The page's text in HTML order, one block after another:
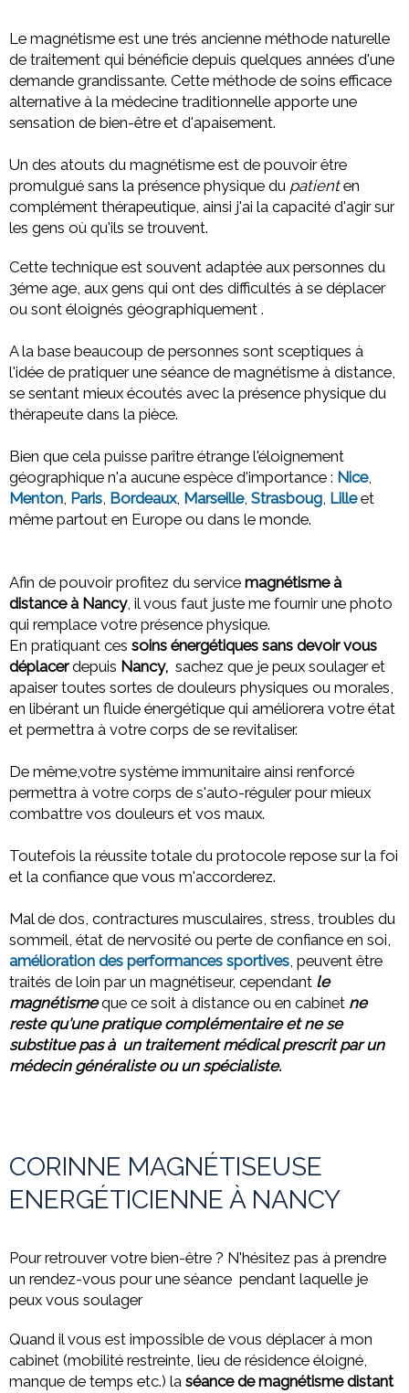
Le magnétisme est une trés ancienne méthode naturelle
de traitement qui bénéficie depuis quelques années d'une
demande grandissante. Cette méthode de soins efficace
alternative à la médecine traditionnelle apporte une
sensation de bien-être et d'apaisement.
Un des atouts du magnétisme est de pouvoir être
promulgué sans la présence physique du patienten
complément thérapeutique, ainsi j'ai la capacité d'agir sur
les gens où qu'ils se trouvent.
Cette technique est souvent adaptée aux personnes du
3éme age, aux gens qui ont des difficultés à se déplacer
ou sont éloignés géographiquement .
A la base beaucoup de personnes sont sceptiques à
l'idée de pratiquer une séance de magnétisme à distance,
se sentant mieux écoutés avec la présence physique du
thérapeute dans la pièce.
Bien que cela puisse parître étrange l'éloignement
géographique n'a aucune espèce d'importance : Nice,
Menton, Paris, Bordeaux, Marseille, Strasboug, Lilleet
même partout en Europe ou dans le monde.
Afin de pouvoir profitez du service magnétisme à
distance à Nancy, il vous faut juste me fournir une photo
qui remplace votre présence physique.
En pratiquant ces soins énergétiques sans devoir vous
déplacerdepuis Nancy, sachez que je peux soulager et
apaiser toutes sortes de douleurs physiques ou morales,
en libérant un fluide énergétique qui améliorera votre état
et permettra à votre corps de se revitaliser.
De même,votre système immunitaire ainsi renforcé
permettra à votre corps de s'auto-réguler pour mieux
combattre vos douleurs et vos maux.
Toutefois la réussite totale du protocole repose sur la foi
et la confiance que vous m'accorderez.
Mal de dos, contractures musculaires, stress, troubles du
sommeil, état de nervosité ou perte de confiance en soi,
amélioration des performances sportives, peuvent être
traités de loin par un magnétiseur, cependant le
magnétismeque ce soit à distance ou en cabinet ne
reste qu'une pratique complémentaire et ne se
substitue pas à un traitement médical prescrit par un
médecin généraliste ou un spécialiste.
CORINNE MAGNÉTISEUSE
ENERGÉTICIENNE À NANCY
Pour retrouver votre bien-être ? N'hésitez pas à prendre
un rendez-vous pour une séance pendant laquelle je
peux vous soulager
Quand il vous est impossible de vous déplacer à mon
cabinet (mobilité restreinte, lieu de résidence éloigné,
manque de temps etc.) la séance de magnétisme distant